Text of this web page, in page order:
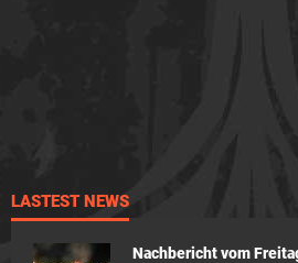
LASTEST NEWS
Nachbericht vom